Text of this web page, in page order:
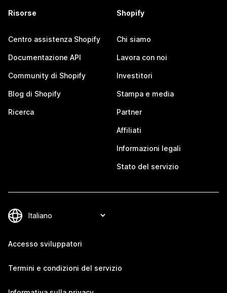
Risorse
Centro assistenza Shopify
Documentazione API
Community di Shopify
Blog di Shopify
Ricerca
Shopify
Chi siamo
Lavora con noi
Investitori
Stampa e media
Partner
Affiliati
Informazioni legali
Stato del servizio
Accesso sviluppatori
Termini e condizioni del servizio